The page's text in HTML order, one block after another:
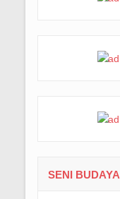
SENI BUDAYA